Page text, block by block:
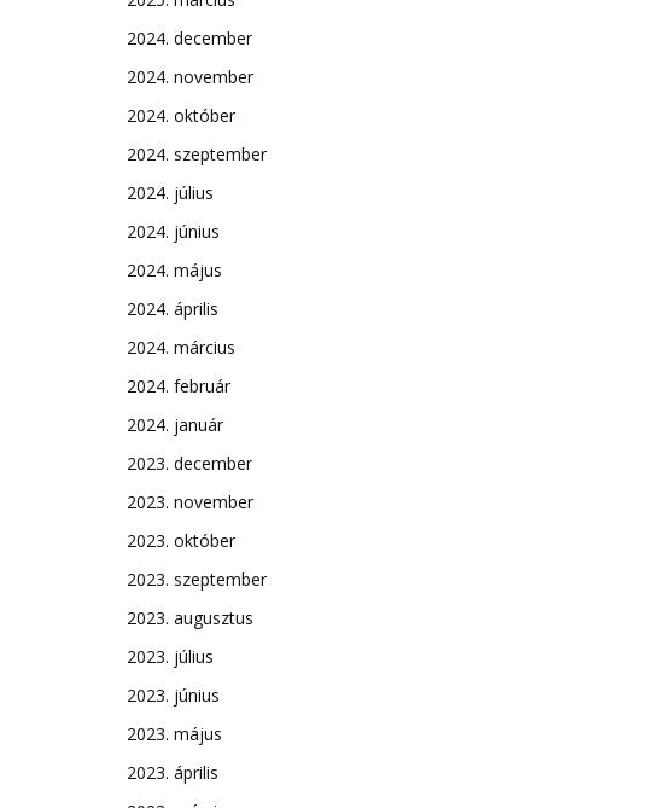
2024. december
2024. november
2024. október
2024. szeptember
2024. július
2024. június
2024. május
2024. április
2024. március
2024. február
2024. január
2023. december
2023. november
2023. október
2023. szeptember
2023. augusztus
2023. július
2023. június
2023. május
2023. április